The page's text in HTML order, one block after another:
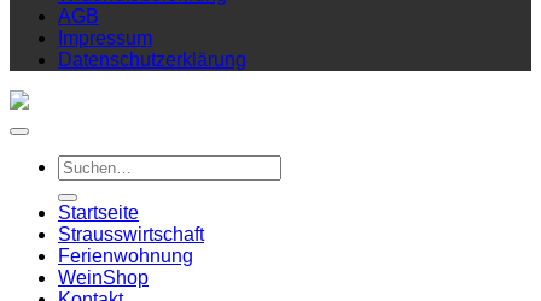
AGB
Impressum
Datenschutzerklärung
Suchen
nach:
Startseite
Strausswirtschaft
Ferienwohnung
WeinShop